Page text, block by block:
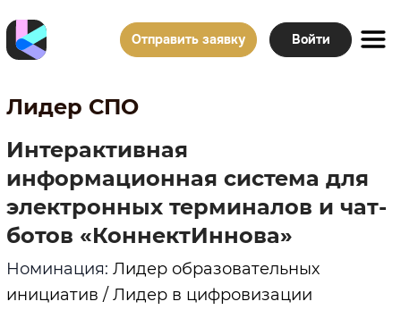
Отправить заявку Войти
Лидер СПО
Интерактивная
информационная система для
электронных терминалов и чат-
ботов «КоннектИннова»
Номинация: Лидер образовательных
инициатив / Лидер в цифровизации